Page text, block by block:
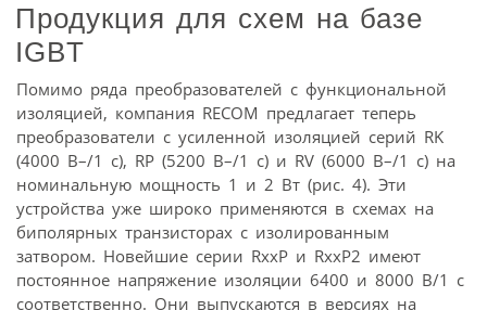
Продукция для схем на базе
IGBT
Помимо ряда преобразователей с функциональной
изоляцией, компания RECOM предлагает теперь
преобразователи с усиленной изоляцией серий RK
(4000 В–/1 с), RP (5200 В–/1 с) и RV (6000 В–/1 с) на
номинальную мощность 1 и 2 Вт (рис. 4). Эти
устройства уже широко применяются в схемах на
биполярных транзисторах с изолированным
затвором. Новейшие серии RxxP и RxxP2 имеют
постоянное напряжение изоляции 6400 и 8000 В/1 с
соответственно. Они выпускаются в версиях на